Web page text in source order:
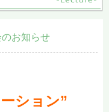
お知らせ
ション”